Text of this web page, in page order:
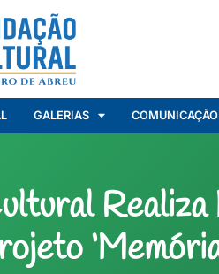
GALERIAS COMUNICAÇÃO